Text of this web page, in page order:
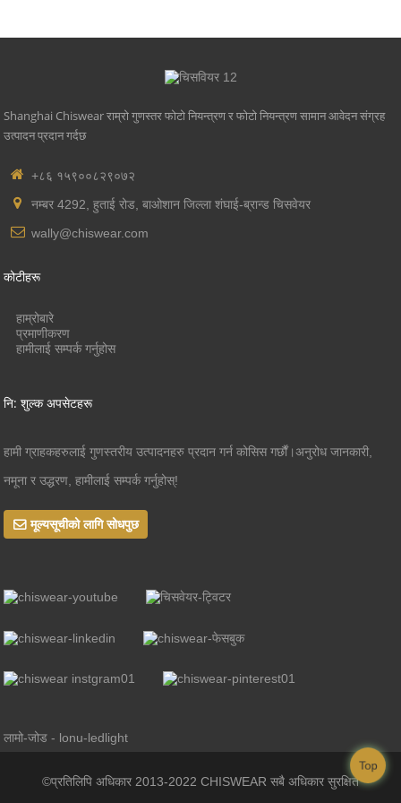
चमकदार प्रवाह: 110 Lm कार्य
Shanghai Chiswear राम्रो गुणस्तर फोटो नियन्त्रण र फोटो नियन्त्रण सामान आवेदन संग्रह
उत्पादन प्रदान गर्दछ
+८६ १५९००८२९०७२
नम्बर 4292, हुताई रोड, बाओशान जिल्ला शंघाई-ब्रान्ड चिसवेयर
wally@chiswear.com
कोटीहरू
हाम्रोबारे
प्रमाणीकरण
हामीलाई सम्पर्क गर्नुहोस
नि: शुल्क अपसेटहरू
हामी ग्राहकहरुलाई गुणस्तरीय उत्पादनहरु प्रदान गर्न कोसिस गर्छौं।अनुरोध जानकारी,
नमूना र उद्धरण, हामीलाई सम्पर्क गर्नुहोस्!
मूल्यसूचीको लागि सोधपुछ
लामो-जोड - lonu-ledlight
©प्रतिलिपि अधिकार 2013-2022 CHISWEAR सबै अधिकार सुरक्षित
Top